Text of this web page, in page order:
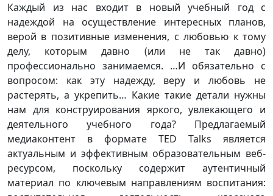
Каждый из нас входит в новый учебный год с
надеждой на осуществление интересных планов,
верой в позитивные изменения, с любовью к тому
делу, которым давно (или не так давно)
профессионально занимаемся. …И обязательно с
вопросом: как эту надежду, веру и любовь не
растерять, а укрепить… Какие такие детали нужны
нам для конструирования яркого, увлекающего и
деятельного учебного года? Предлагаемый
медиаконтент в формате TED Talks является
актуальным и эффективным образовательным веб-
ресурсом, поскольку содержит аутентичный
материал по ключевым направлениям воспитания: